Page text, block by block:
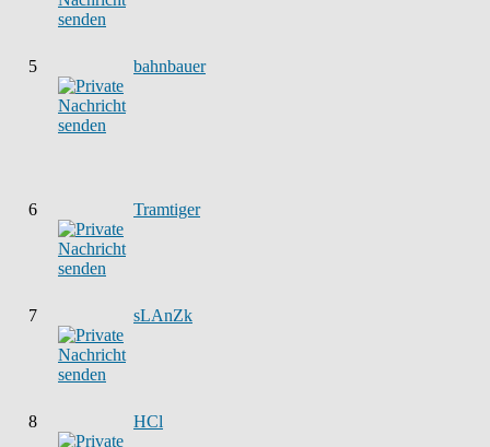
5 bahnbauer
6 Tramtiger
7 sLAnZk
8 HCl